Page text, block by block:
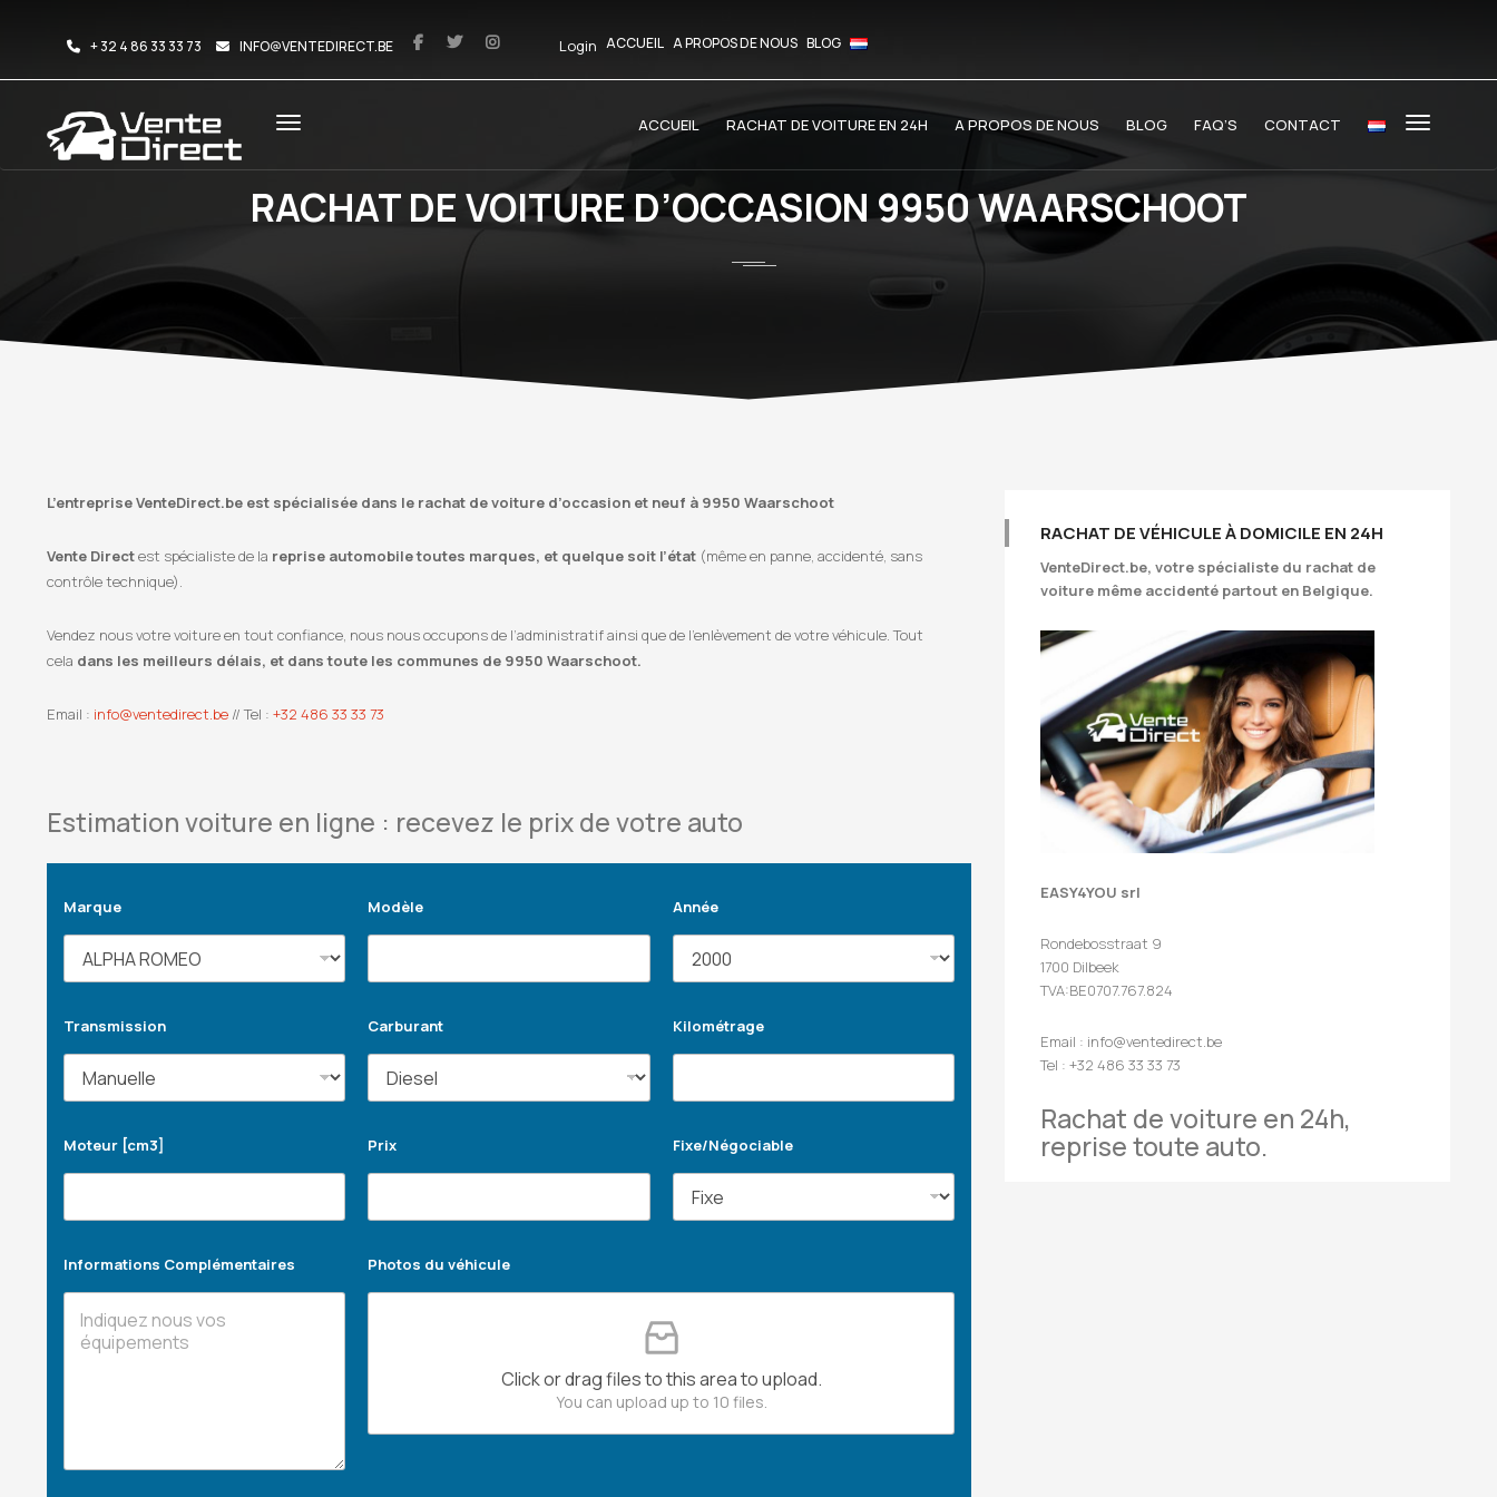
+ 32 4 86 33 33 73 INFO@VENTEDIRECT.BE Login ACCUEIL A PROPOS DE NOUS BLOG
ACCUEIL RACHAT DE VOITURE EN 24H A PROPOS DE NOUS BLOG FAQ’S CONTACT
RACHAT DE VOITURE D’OCCASION 9950 WAARSCHOOT
L’entreprise VenteDirect.be est spécialisée dans le rachat de voiture d’occasion et neuf à 9950 Waarschoot
Vente Directest spécialiste de la reprise automobile toutes marques, et quelque soit l’état (même en panne, accidenté, sans
contrôle technique).
Vendez nous votre voiture en tout confiance, nous nous occupons de l’administratif ainsi que de l’enlèvement de votre véhicule. Tout
cela dans les meilleurs délais, et dans toute les communes de 9950 Waarschoot.
Email : info@ventedirect.be // Tel : +32 486 33 33 73
Estimation voiture en ligne : recevez le prix de votre auto
Marque Modèle Année
Transmission Carburant Kilométrage
Moteur [cm3] Prix Fixe/Négociable
Informations Complémentaires Photos du véhicule
Click or drag files to this area to upload.
You can upload up to 10 files.
RACHAT DE VÉHICULE À DOMICILE EN 24H
VenteDirect.be, votre spécialiste du rachat de
voiture même accidenté partout en Belgique.
EASY4YOU srl
Rondebosstraat 9
1700 Dilbeek
TVA:BE0707.767.824
Email : info@ventedirect.be
Tel : +32 486 33 33 73
Rachat de voiture en 24h,
reprise toute auto.